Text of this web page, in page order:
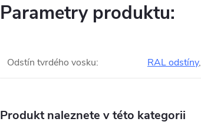
Parametry produktu:
Odstín tvrdého vosku: RAL odstíny,
Produkt naleznete v této kategorii